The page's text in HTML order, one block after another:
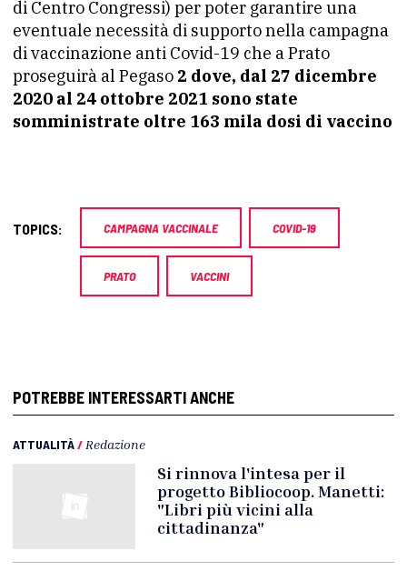
di Centro Congressi) per poter garantire una
eventuale necessità di supporto nella campagna
di vaccinazione anti Covid-19 che a Prato
proseguirà al Pegaso 2 dove, dal 27 dicembre
2020 al 24 ottobre 2021 sono state
somministrate oltre 163 mila dosi di vaccino
TOPICS: CAMPAGNA VACCINALE COVID-19
PRATO VACCINI
POTREBBE INTERESSARTI ANCHE
ATTUALITÀ/ Redazione
Si rinnova l'intesa per il
progetto Bibliocoop. Manetti:
"Libri più vicini alla
cittadinanza"